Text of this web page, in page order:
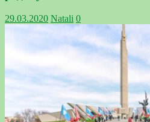
29.03.2020 Natali 0